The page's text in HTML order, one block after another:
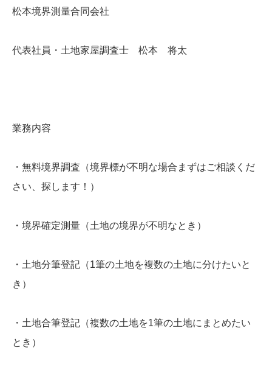
松本境界測量合同会社
代表社員・土地家屋調査士 松本 将太
業務内容
・無料境界調査（境界標が不明な場合まずはご相談くだ
さい、探します！）
・境界確定測量（土地の境界が不明なとき）
・土地分筆登記（1筆の土地を複数の土地に分けたいと
き）
・土地合筆登記（複数の土地を1筆の土地にまとめたい
とき）